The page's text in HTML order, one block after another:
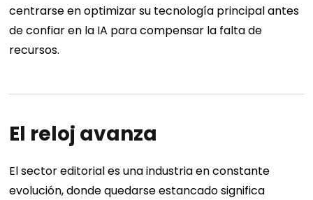
centrarse en optimizar su tecnología principal antes
de confiar en la IA para compensar la falta de
recursos.
El reloj avanza
El sector editorial es una industria en constante
evolución, donde quedarse estancado significa